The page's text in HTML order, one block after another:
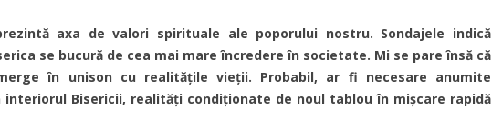
axa de valori spirituale ale poporului nostru. Sondajele indică
se bucură de cea mai mare încredere în societate. Mi se pare însă că
în unison cu realitățile vieții. Probabil, ar fi necesare anumite
interiorul Bisericii, realități condiționate de noul tablou în mișcare rapidă